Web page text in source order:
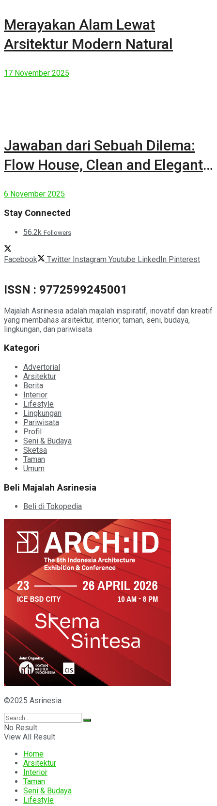
Merayakan Alam Lewat
Arsitektur Modern Natural
17 November 2025
Jawaban dari Sebuah Dilema:
Flow House, Clean and Elegant
6 November 2025
Stay Connected
56.2k Followers
Facebook Twitter Instagram Youtube LinkedIn Pinterest
ISSN : 9772599245001
Majalah Asrinesia adalah majalah inspiratif, inovatif dan kreatif
yang membahas arsitektur, interior, taman, seni, budaya,
lingkungan, dan pariwisata
Kategori
Advertorial
Arsitektur
Berita
Interior
Lifestyle
Lingkungan
Pariwisata
Profil
Seni & Budaya
Sketsa
Taman
Umum
Beli Majalah Asrinesia
Beli di Tokopedia
©2025 Asrinesia
No Result
View All Result
Home
Arsitektur
Interior
Taman
Seni & Budaya
Lifestyle